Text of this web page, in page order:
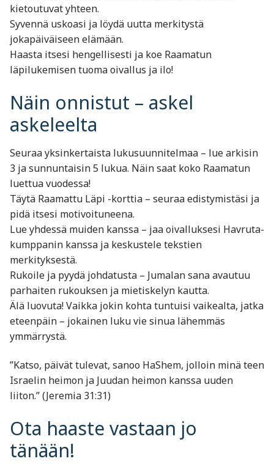
kietoutuvat yhteen.
Syvennä uskoasi ja löydä uutta merkitystä
jokapäiväiseen elämään.
Haasta itsesi hengellisesti ja koe Raamatun
läpilukemisen tuoma oivallus ja ilo!
Näin onnistut – askel
askeleelta
Seuraa yksinkertaista lukusuunnitelmaa – lue arkisin
3 ja sunnuntaisin 5 lukua. Näin saat koko Raamatun
luettua vuodessa!
Täytä Raamattu Läpi -korttia – seuraa edistymistäsi ja
pidä itsesi motivoituneena.
Lue yhdessä muiden kanssa – jaa oivalluksesi Havruta-
kumppanin kanssa ja keskustele tekstien
merkityksestä.
Rukoile ja pyydä johdatusta – Jumalan sana avautuu
parhaiten rukouksen ja mietiskelyn kautta.
Älä luovuta! Vaikka jokin kohta tuntuisi vaikealta, jatka
eteenpäin – jokainen luku vie sinua lähemmäs
ymmärrystä.
”Katso, päivät tulevat, sanoo HaShem, jolloin minä teen
Israelin heimon ja Juudan heimon kanssa uuden
liiton.” (Jeremia 31:31)
Ota haaste vastaan jo
tänään!